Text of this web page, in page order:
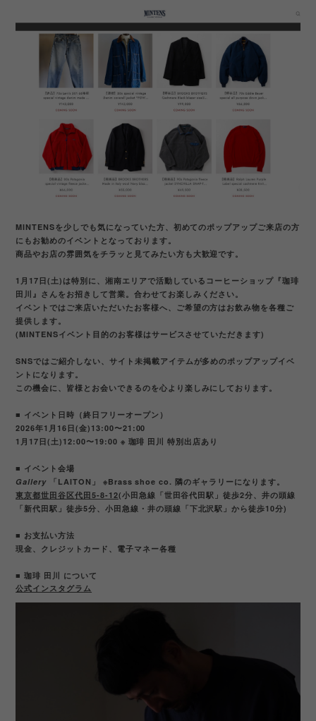
MINTENSを少しでも気になっていた方、初めてのポップアップご来店の方
にもお勧めのイベントとなっております。
商品やお店の雰囲気をチラッと見てみたい方も大歓迎です。
1月17日(土)は特別に、湘南エリアで活動しているコーヒーショップ『珈琲
田川』さんをお招きして営業。合わせてお楽しみください。
イベントではご来店いただいたお客様へ、ご希望の方はお飲み物を各種ご
提供します。
(MINTENSイベント目的のお客様はサービスさせていただきます)
SNSではご紹介しない、サイト未掲載アイテムが多めのポップアップイベ
ントになります。
この機会に、皆様とお会いできるのを心より楽しみにしております。
■ イベント日時（終日フリーオープン）
2026年1月16日(金)13:00〜21:00
1月17日(土)12:00〜19:00 ※ 珈琲 田川 特別出店あり
■ イベント会場
Gallery
「LAITON」 ※Brass shoe co. 隣のギャラリーになります。
東京都世田谷区代田5-8-12(小田急線「世田谷代田駅」徒歩2分、井の頭線
「新代田駅」徒歩5分、小田急線・井の頭線「下北沢駅」から徒歩10分)
■ お支払い方法
現金、クレジットカード、電子マネー各種
■ 珈琲 田川 について
公式インスタグラム